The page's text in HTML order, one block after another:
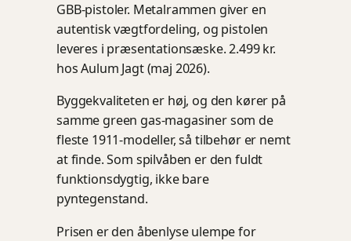
GBB-pistoler. Metalrammen giver en
autentisk vægtfordeling, og pistolen
leveres i præsentationsæske. 2.499 kr.
hos Aulum Jagt (maj 2026).
Byggekvaliteten er høj, og den kører på
samme green gas-magasiner som de
fleste 1911-modeller, så tilbehør er nemt
at finde. Som spilvåben er den fuldt
funktionsdygtig, ikke bare
pyntegenstand.
Prisen er den åbenlyse ulempe for